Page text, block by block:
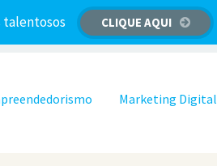
talentosos CLIQUE AQUI
Marketing Digital